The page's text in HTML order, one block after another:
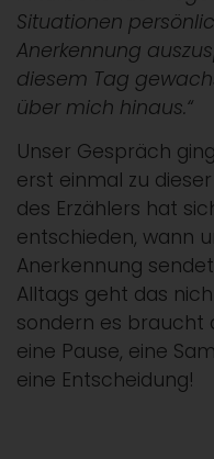
Situationen
Anerkennung
diesem Tag
über mich hinaus.“
Unser Gespräch
erst einmal zu
des Erzählers hat
entschieden, wann
Anerkennung
Alltags geht das
sondern es braucht
eine Pause, eine
eine Entscheidung!